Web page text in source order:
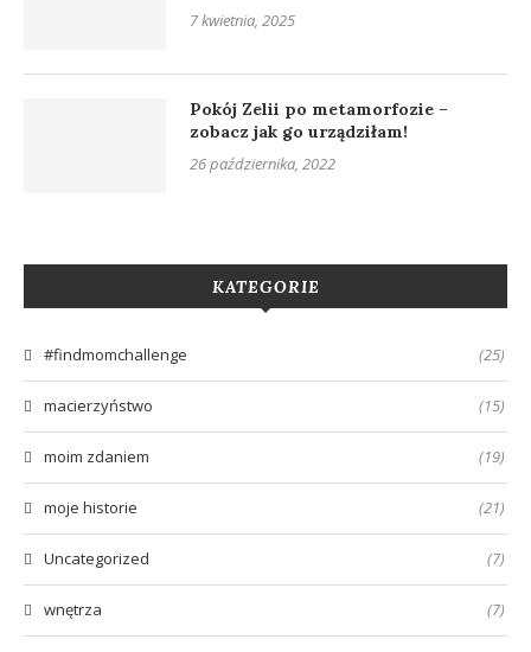
7 kwietnia, 2025
Pokój Zelii po metamorfozie –
zobacz jak go urządziłam!
26 października, 2022
KATEGORIE
#findmomchallenge (25)
macierzyństwo (15)
moim zdaniem (19)
moje historie (21)
Uncategorized (7)
wnętrza (7)